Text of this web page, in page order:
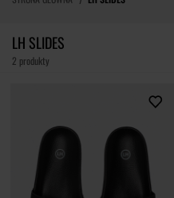
LH SLIDES
2 produkty